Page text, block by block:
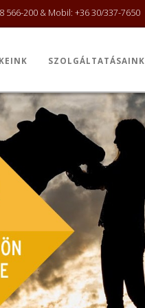
566-200 & Mobil: +36 30/337-7650
SZOLGÁLTATÁSAINK